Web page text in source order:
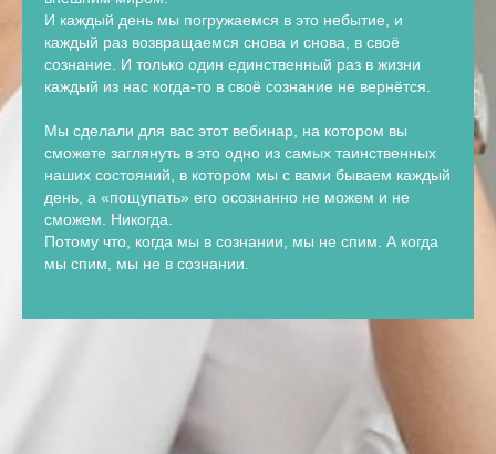
И каждый день мы погружаемся в это небытие, и
каждый раз возвращаемся снова и снова, в своё
сознание. И только один единственный раз в жизни
каждый из нас когда-то в своё сознание не вернётся.
Мы сделали для вас этот вебинар, на котором вы
сможете заглянуть в это одно из самых таинственных
наших состояний, в котором мы с вами бываем каждый
день, а «пощупать» его осознанно не можем и не
сможем. Никогда.
Потому что, когда мы в сознании, мы не спим. А когда
мы спим, мы не в сознании.